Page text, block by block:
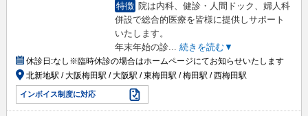
特徴 院は内科、健診・人間ドック、婦人科
併設で総合的医療を皆様に提供しサポート
いたします。
年末年始の診... 続きを読む▼
休診日:なし※臨時休診の場合はホームページにてお知らせいたします
北新地駅 / 大阪梅田駅 / 大阪駅 / 東梅田駅 / 梅田駅 / 西梅田駅
インボイス制度に対応